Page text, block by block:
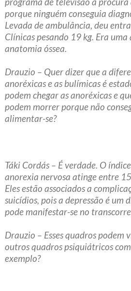
porque ninguém conseguia
Levada de ambulância, deu
Clínicas pesando 19 kg. Era
anatomia óssea.
Drauzio – Quer dizer que a
anoréxicas e as bulímicas é
podem chegar as anoréxicas e
podem morrer porque não
alimentar-se?
Táki Cordás – É verdade. O
anorexia nervosa atinge entre
Eles estão associados a
suicídios, pois a depressão é um
pode manifestar-se no
Drauzio – Esses quadros podem
outros quadros psiquiátricos
exemplo?